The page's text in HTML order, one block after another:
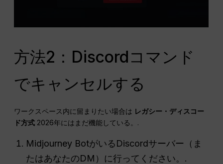
方法2：Discordコマンド
でキャンセルする
ワークスペース内に留まりたい場合は レガシー・ディスコー
ド方式 2026年にはまだ機能している。.
Midjourney BotがいるDiscordサーバー（ま
たはあなたのDM）に行ってください。.